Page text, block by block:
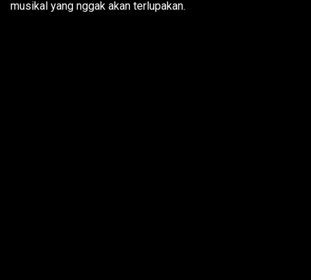
musikal yang nggak akan terlupakan.